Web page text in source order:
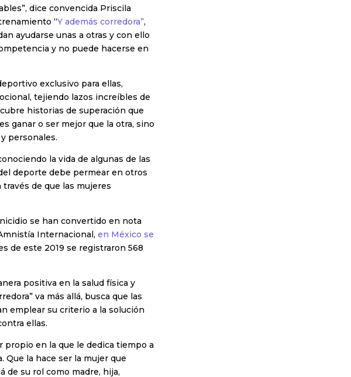
dice convencida Priscila
“Y además corredora”,
ayudarse unas a otras y con ello
y no puede hacerse en
exclusivo para ellas,
tejiendo lazos increíbles de
historias de superación que
ganar o ser mejor que la otra, sino
personales.
la vida de algunas de las
deporte debe permear en otros
de que las mujeres
se han convertido en nota
Internacional, en México se
de este 2019 se registraron 568
positiva en la salud física y
va más allá, busca que las
emplear su criterio a la solución
ellas.
en la que le dedica tiempo a
Que la hace ser la mujer que
de su rol como madre, hija,